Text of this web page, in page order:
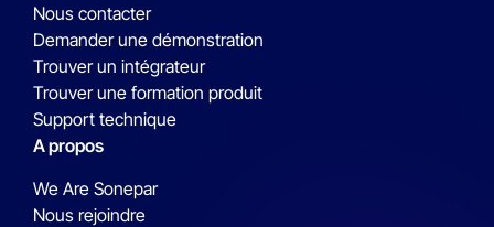
Nous contacter
Demander une démonstration
Trouver un intégrateur
Trouver une formation produit
Support technique
A propos
We Are Sonepar
Nous rejoindre